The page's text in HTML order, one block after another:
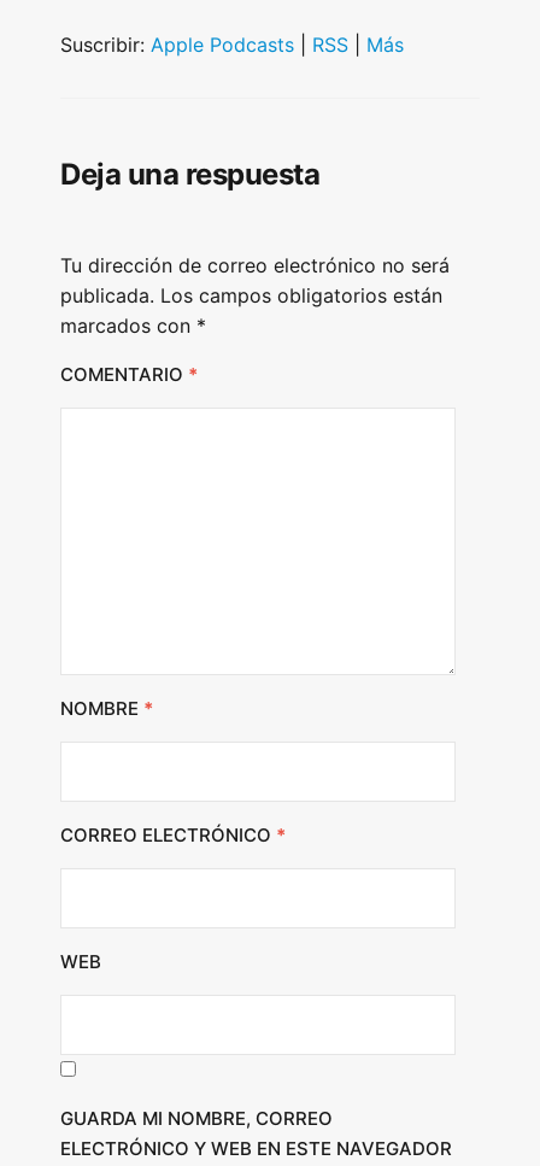
i
a
r
Suscribir: Apple Podcasts RSS Más
Deja una respuesta
Tu dirección de correo electrónico no será
publicada. Los campos obligatorios están
marcados con *
COMENTARIO *
NOMBRE *
CORREO ELECTRÓNICO *
WEB
GUARDA MI NOMBRE, CORREO
ELECTRÓNICO Y WEB EN ESTE NAVEGADOR